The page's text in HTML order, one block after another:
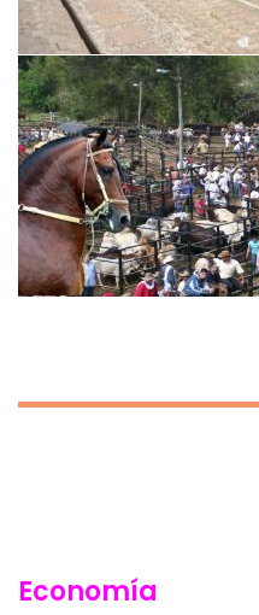
Economía